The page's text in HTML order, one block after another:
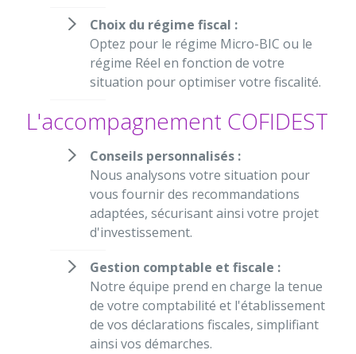
Choix du régime fiscal :
Optez pour le régime Micro-BIC ou le
régime Réel en fonction de votre
situation pour optimiser votre fiscalité.
L'accompagnement COFIDEST
Conseils personnalisés :
Nous analysons votre situation pour
vous fournir des recommandations
adaptées, sécurisant ainsi votre projet
d'investissement.
Gestion comptable et fiscale :
Notre équipe prend en charge la tenue
de votre comptabilité et l'établissement
de vos déclarations fiscales, simplifiant
ainsi vos démarches.